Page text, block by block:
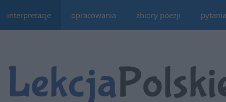
interpretacje opracowania zbiory poezji